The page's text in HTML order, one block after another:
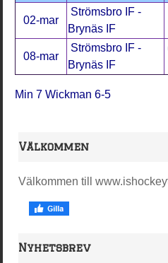
02-mar
Strömsbro IF -
Brynäs IF
08-mar
Strömsbro IF -
Brynäs IF
Min 7 Wickman 6-5
Välkommen
Välkommen till
Nyhetsbrev